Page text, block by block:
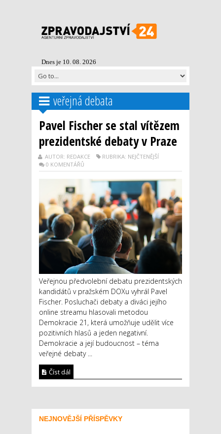
Dnes je 10. 08. 2026
veřejná debata
Pavel Fischer se stal vítězem
prezidentské debaty v Praze
AUTOR: REDAKCE
RUBRIKA: NEJČTENĚJŠÍ
0 KOMENTÁŘŮ
Veřejnou předvolební debatu prezidentských
kandidátů v pražském DOXu vyhrál Pavel
Fischer. Posluchači debaty a diváci jejího
online streamu hlasovali metodou
Demokracie 21, která umožňuje udělit více
pozitivních hlasů a jeden negativní.
Demokracie a její budoucnost – téma
veřejné debaty ...
Číst dál
NEJNOVĚJŠÍ PŘÍSPĚVKY